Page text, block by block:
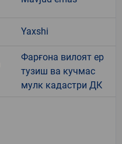
Yaxshi
Фарғона вилоят ер
тузиш ва кучмас
мулк кадастри ДК